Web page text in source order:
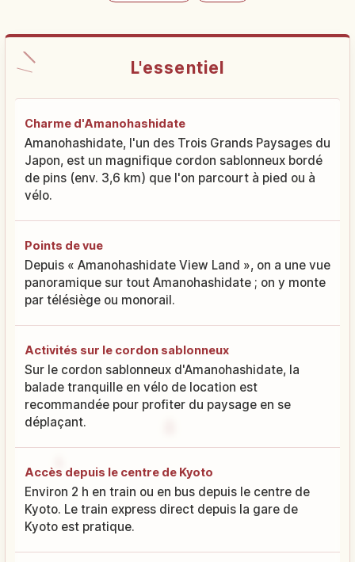
L'essentiel
Charme d'Amanohashidate
Amanohashidate, l'un des Trois Grands Paysages du
Japon, est un magnifique cordon sablonneux bordé
de pins (env. 3,6 km) que l'on parcourt à pied ou à
vélo.
Points de vue
Depuis « Amanohashidate View Land », on a une vue
panoramique sur tout Amanohashidate ; on y monte
par télésiège ou monorail.
Activités sur le cordon sablonneux
Sur le cordon sablonneux d'Amanohashidate, la
balade tranquille en vélo de location est
recommandée pour profiter du paysage en se
déplaçant.
Accès depuis le centre de Kyoto
Environ 2 h en train ou en bus depuis le centre de
Kyoto. Le train express direct depuis la gare de
Kyoto est pratique.